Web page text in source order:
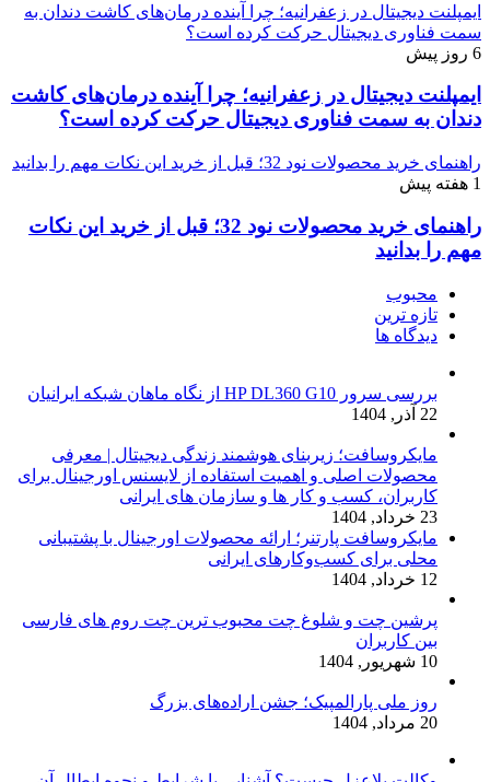
ایمپلنت دیجیتال در زعفرانیه؛ چرا آینده درمان‌های کاشت دندان به
سمت فناوری دیجیتال حرکت کرده است؟
6 روز پیش
ایمپلنت دیجیتال در زعفرانیه؛ چرا آینده درمان‌های کاشت
دندان به سمت فناوری دیجیتال حرکت کرده است؟
راهنمای خرید محصولات نود 32؛ قبل از خرید این نکات مهم را بدانید
1 هفته پیش
راهنمای خرید محصولات نود 32؛ قبل از خرید این نکات
مهم را بدانید
محبوب
تازه ترین
دیدگاه ها
بررسی سرور HP DL360 G10 از نگاه ماهان شبکه ایرانیان
22 آذر, 1404
مایکروسافت؛ زیربنای هوشمند زندگی دیجیتال | معرفی
محصولات اصلی و اهمیت استفاده از لایسنس اورجینال برای
کاربران، کسب و کار ها و سازمان های ایرانی
23 خرداد, 1404
مایکروسافت پارتنر؛ ارائه محصولات اورجینال با پشتیبانی
محلی برای کسب‌وکارهای ایرانی
12 خرداد, 1404
پرشین چت و شلوغ چت محبوب ترین چت روم های فارسی
بین کاربران
10 شهریور, 1404
روز ملی پارالمپیک؛ جشن اراده‌های بزرگ
20 مرداد, 1404